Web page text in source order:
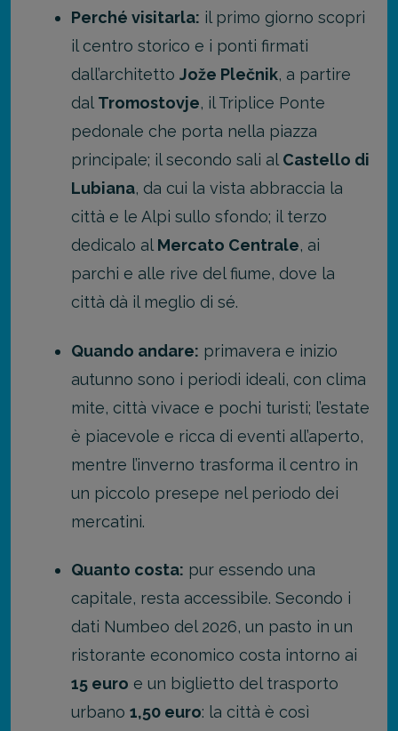
Perché visitarla: il primo giorno scopri
il centro storico e i ponti firmati
dall’architetto Jože Plečnik, a partire
dal Tromostovje, il Triplice Ponte
pedonale che porta nella piazza
principale; il secondo sali al Castello di
Lubiana, da cui la vista abbraccia la
città e le Alpi sullo sfondo; il terzo
dedicalo al Mercato Centrale, ai
parchi e alle rive del fiume, dove la
città dà il meglio di sé.
Quando andare: primavera e inizio
autunno sono i periodi ideali, con clima
mite, città vivace e pochi turisti; l’estate
è piacevole e ricca di eventi all’aperto,
mentre l’inverno trasforma il centro in
un piccolo presepe nel periodo dei
mercatini.
Quanto costa: pur essendo una
capitale, resta accessibile. Secondo i
dati Numbeo del 2026, un pasto in un
ristorante economico costa intorno ai
15 euro e un biglietto del trasporto
urbano 1,50 euro: la città è così